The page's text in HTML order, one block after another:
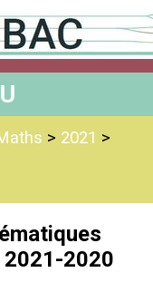
> 2021 >
2021-2020